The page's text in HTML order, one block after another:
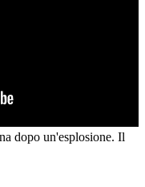
dopo un'esplosione. Il